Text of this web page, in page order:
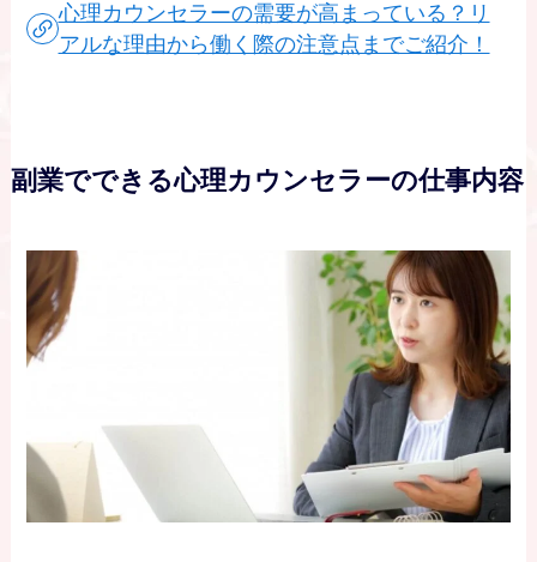
心理カウンセラーの需要が高まっている？リ
アルな理由から働く際の注意点までご紹介！
副業でできる心理カウンセラーの仕事内容